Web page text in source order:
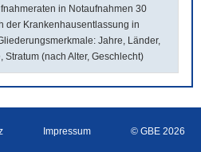
in Notaufnahmen 30
der Krankenhausentlassung in
Jahre, Länder,
Stratum (nach Alter, Geschlecht)
Impressum © GBE 2026